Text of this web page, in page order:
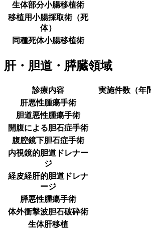
生体部分小腸移植術
移植用小腸採取術（死
体）
同種死体小腸移植術
肝・胆道・膵臓領域
診療内容
実施件数（年
肝悪性腫瘍手術
胆道悪性腫瘍手術
開腹による胆石症手術
腹腔鏡下胆石症手術
内視鏡的胆道ドレナー
ジ
経皮経肝的胆道ドレナ
ージ
膵悪性腫瘍手術
体外衝撃波胆石破砕術
生体肝移植